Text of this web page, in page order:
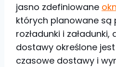
jasno zdefiniowane
których planowane są
rozładunki i załadunki,
dostawy określone
czasowe dostawy i